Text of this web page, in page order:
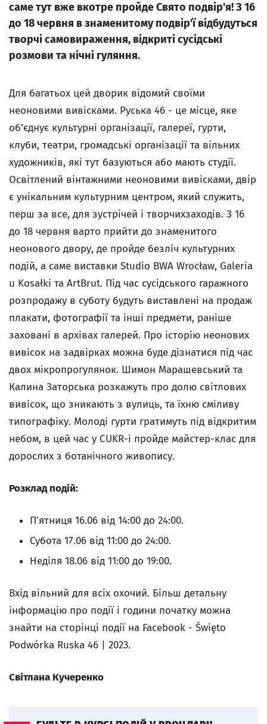
саме тут вже вкотре пройде Свято подвір'я! З 16
до 18 червня в знаменитому подвір'ї відбудуться
творчі самовираження, відкриті сусідські
розмови та нічні гуляння.
Для багатьох цей дворик відомий своїми
неоновими вивісками. Руська 46 - це місце, яке
об'єднує культурні організації, галереї, гурти,
клуби, театри, громадські організації та вільних
художників, які тут базуються або мають студії.
Освітлений вінтажними неоновими вивісками, двір
є унікальним культурним центром, який служить,
перш за все, для зустрічей і творчихзаходів. З 16
до 18 червня варто прийти до знаменитого
неонового двору, де пройде безліч культурних
подій, а саме виставки Studio BWA Wrocław, Galeria
u Kosałki та ArtBrut. Під час сусідського гаражного
розпродажу в суботу будуть виставлені на продаж
плакати, фотографії та інші предмети, раніше
заховані в архівах галерей. Про історію неонових
вивісок на задвірках можна буде дізнатися під час
двох мікропрогулянок. Шимон Марашевський та
Калина Заторська розкажуть про долю світлових
вивісок, що зникають з вулиць, та їхню сміливу
типографіку. Молоді гурти гратимуть під відкритим
небом, в цей час у CUKR-і пройде майстер-клас для
дорослих з ботанічного живопису.
Розклад подій:
П'ятниця 16.06 від 14:00 до 24:00.
Субота 17.06 від 11:00 до 24:00.
Неділя 18.06 від 11:00 до 19:00.
Вхід вільний для всіх охочий. Більш детальну
інформацію про події і години початку можна
знайти на сторінці події на Facebook - Święto
Podwórka Ruska 46 | 2023.
Світлана Кучеренко